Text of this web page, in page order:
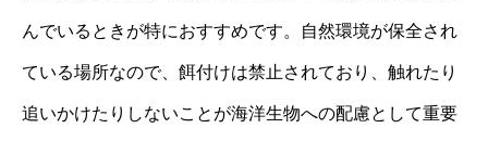
んでいるときが特におすすめです。自然環境が保全され
ている場所なので、餌付けは禁止されており、触れたり
追いかけたりしないことが海洋生物への配慮として重要